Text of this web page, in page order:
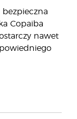
bezpieczna
Copaiba
nawet